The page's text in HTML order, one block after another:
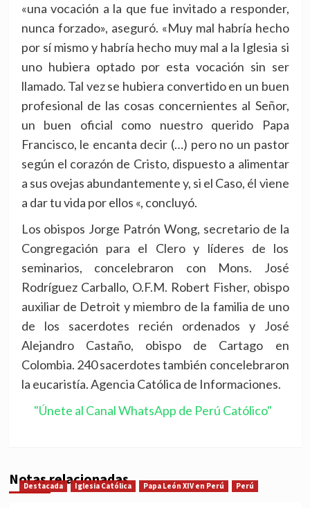
«una vocación a la que fue invitado a responder,
nunca forzado», aseguró. «Muy mal habría hecho
por sí mismo y habría hecho muy mal a la Iglesia si
uno hubiera optado por esta vocación sin ser
llamado. Tal vez se hubiera convertido en un buen
profesional de las cosas concernientes al Señor,
un buen oficial como nuestro querido Papa
Francisco, le encanta decir (…) pero no un pastor
según el corazón de Cristo, dispuesto a alimentar
a sus ovejas abundantemente y, si el Caso, él viene
a dar tu vida por ellos «, concluyó.
Los obispos Jorge Patrón Wong, secretario de la
Congregación para el Clero y líderes de los
seminarios, concelebraron con Mons. José
Rodríguez Carballo, O.F.M. Robert Fisher, obispo
auxiliar de Detroit y miembro de la familia de uno
de los sacerdotes recién ordenados y José
Alejandro Castaño, obispo de Cartago en
Colombia. 240 sacerdotes también concelebraron
la eucaristía. Agencia Católica de Informaciones.
"Únete al Canal WhatsApp de Perú Católico"
Notas relacionadas
Destacada Iglesia Católica Papa León XIV en Perú Perú